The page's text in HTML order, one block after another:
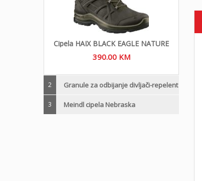
Cipela HAIX BLACK EAGLE NATURE
390.00 KM
2 Granule za odbijanje divljači-repelent
3 Meindl cipela Nebraska